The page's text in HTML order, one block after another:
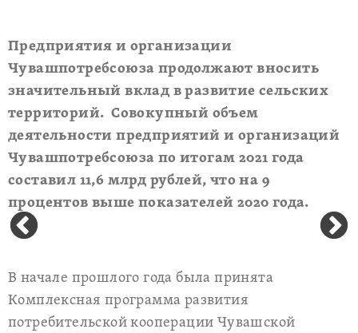
Предприятия и организации
Чувашпотребсоюза продолжают вносить
значительный вклад в развитие сельских
территорий. Совокупный объем
деятельности предприятий и организаций
Чувашпотребсоюза по итогам 2021 года
составил 11,6 млрд рублей, что на 9
процентов выше показателей 2020 года.
В начале прошлого года была принята
Комплексная программа развития
потребительской кооперации Чувашской